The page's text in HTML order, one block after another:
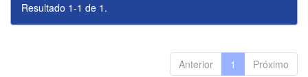
Resultado 1-1 de 1.
Anterior 1 Próximo